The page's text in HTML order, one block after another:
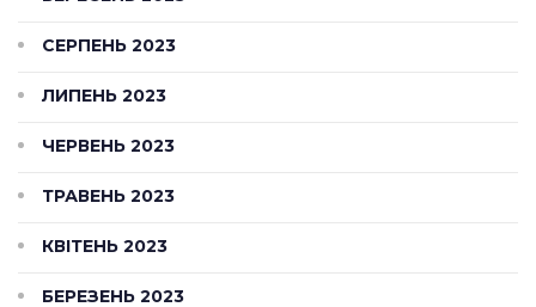
СЕРПЕНЬ 2023
ЛИПЕНЬ 2023
ЧЕРВЕНЬ 2023
ТРАВЕНЬ 2023
КВІТЕНЬ 2023
БЕРЕЗЕНЬ 2023